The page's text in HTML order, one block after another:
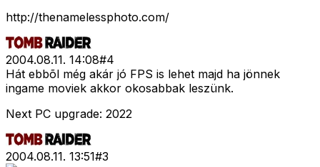
http://thenamelessphoto.com/
2004.08.11. 14:08#4
Hát ebbõl még akár jó FPS is lehet majd ha jönnek
ingame moviek akkor okosabbak leszünk.
Next PC upgrade: 2022
2004.08.11. 13:51#3